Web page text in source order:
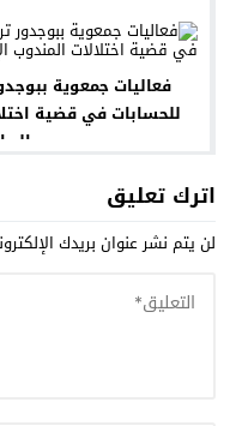
فعاليات جمعوية
للحسابات في قضية
اترك تعليق
لن يتم نشر عنوان بريدك